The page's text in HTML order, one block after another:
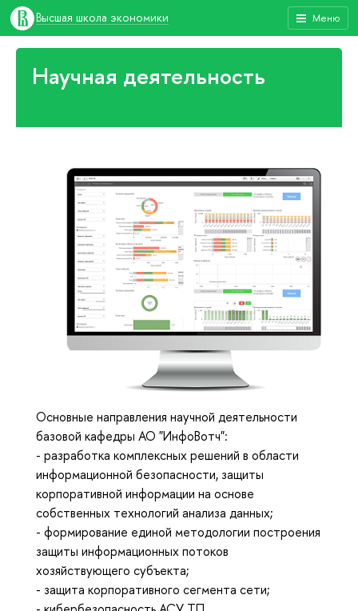
Меню
Высшая школа экономики
Научная деятельность
Основные направления научной деятельности
базовой кафедры АО "ИнфоВотч":
- разработка комплексных решений в области
информационной безопасности, защиты
корпоративной информации на основе
собственных технологий анализа данных;
- формирование единой методологии построения
защиты информационных потоков
хозяйствующего субъекта;
- защита корпоративного сегмента сети;